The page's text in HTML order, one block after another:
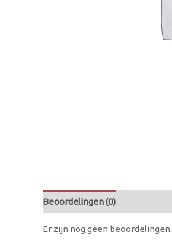
Beoordelingen (0)
Er zijn nog geen beoordelingen.